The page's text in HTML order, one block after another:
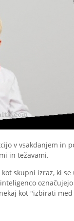
v vsakdanjem in
in težavami.
skupni izraz, ki
kot "izbirati